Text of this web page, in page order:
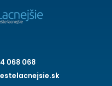
068 068